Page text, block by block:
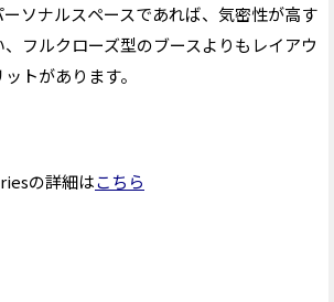
ソナルスペースであれば、気密性が高す
、フルクローズ型のブースよりも レイアウ
トがあります。
の詳細はこちら